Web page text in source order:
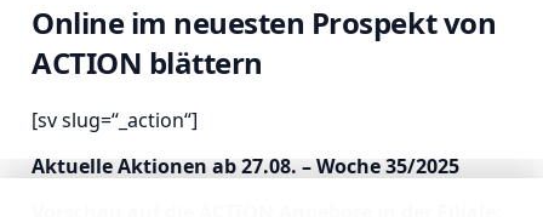
Online im neuesten Prospekt von
ACTION blättern
[sv slug=“_action“]
Aktuelle Aktionen ab 27.08. – Woche 35/2025